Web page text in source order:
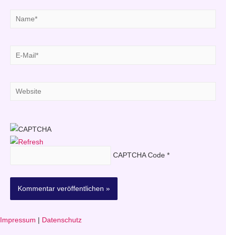
Name*
E-
Website
CAPTCHA Code*
Impressum Datenschutz